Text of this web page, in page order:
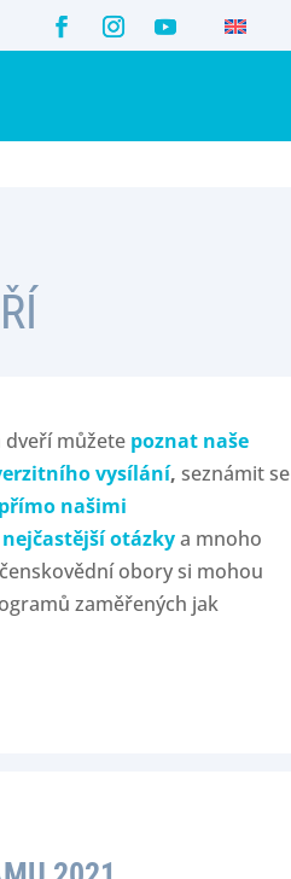
dveří můžete poznat naše
vysílání, seznámit se
našimi
otázkya mnoho
obory si mohou
zaměřených jak